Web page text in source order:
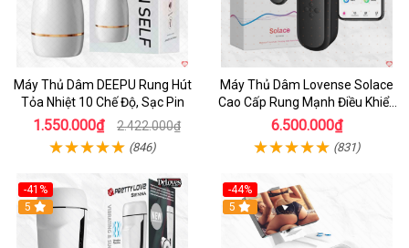
Máy Thủ Dâm DEEPU Rung Hút
Tỏa Nhiệt 10 Chế Độ, Sạc Pin
1.550.000₫ 2.422.000₫
(846)
Máy Thủ Dâm Lovense Solace
Cao Cấp Rung Mạnh Điều Khiển
App
6.500.000₫
(831)
-41%
Hot
5
-44%
Hot
5